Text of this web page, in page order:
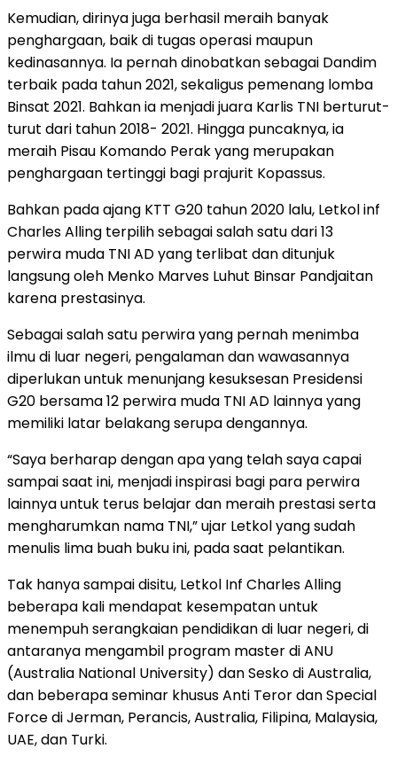
Kemudian, dirinya juga berhasil meraih banyak
penghargaan, baik di tugas operasi maupun
kedinasannya. Ia pernah dinobatkan sebagai Dandim
terbaik pada tahun 2021, sekaligus pemenang lomba
Binsat 2021. Bahkan ia menjadi juara Karlis TNI berturut-
turut dari tahun 2018- 2021. Hingga puncaknya, ia
meraih Pisau Komando Perak yang merupakan
penghargaan tertinggi bagi prajurit Kopassus.
Bahkan pada ajang KTT G20 tahun 2020 lalu, Letkol inf
Charles Alling terpilih sebagai salah satu dari 13
perwira muda TNI AD yang terlibat dan ditunjuk
langsung oleh Menko Marves Luhut Binsar Pandjaitan
karena prestasinya.
Sebagai salah satu perwira yang pernah menimba
ilmu di luar negeri, pengalaman dan wawasannya
diperlukan untuk menunjang kesuksesan Presidensi
G20 bersama 12 perwira muda TNI AD lainnya yang
memiliki latar belakang serupa dengannya.
“Saya berharap dengan apa yang telah saya capai
sampai saat ini, menjadi inspirasi bagi para perwira
lainnya untuk terus belajar dan meraih prestasi serta
mengharumkan nama TNI,” ujar Letkol yang sudah
menulis lima buah buku ini, pada saat pelantikan.
Tak hanya sampai disitu, Letkol Inf Charles Alling
beberapa kali mendapat kesempatan untuk
menempuh serangkaian pendidikan di luar negeri, di
antaranya mengambil program master di ANU
(Australia National University) dan Sesko di Australia,
dan beberapa seminar khusus Anti Teror dan Special
Force di Jerman, Perancis, Australia, Filipina, Malaysia,
UAE, dan Turki.